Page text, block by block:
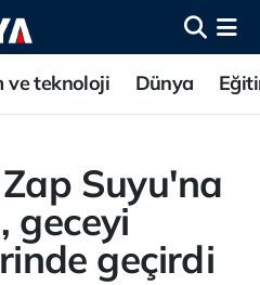
ve teknoloji Dünya
Suyu'na
geceyi
geçirdi